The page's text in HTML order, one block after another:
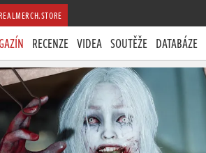
RECENZE VIDEA SOUTĚŽE DATABÁZE